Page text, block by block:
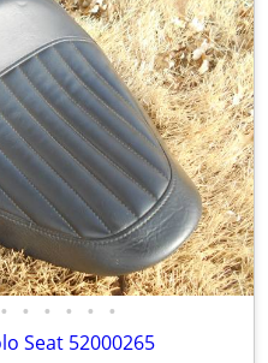
• • • • • •
Seat 52000265